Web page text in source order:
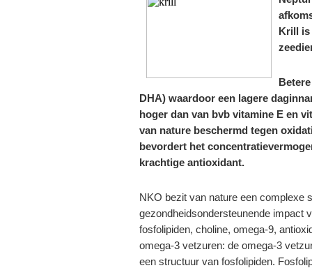
Krill is
DHA) waardoor een lagere
hoger dan van bvb vitamine E en
van nature beschermd tegen
bevordert het
krachtige antioxidant.
NKO bezit van nature een complexe
gezondheidsondersteunende impact
fosfolipiden, choline, omega-9,
omega-3 vetzuren: de omega-3
een structuur van fosfolipiden.